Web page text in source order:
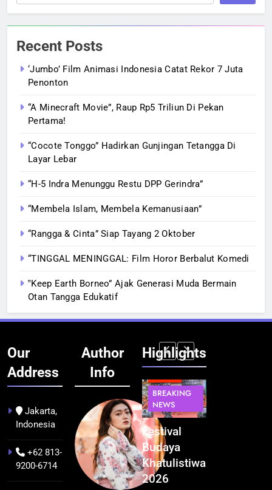
Recent Posts
‘Jumbo’ Film Animasi Indonesia Catat Rekor 7 Juta
Penonton
“A Minecraft Movie”, Raup Rp5 Triliun Di Pekan
Pertama!
“Cocote Tonggo” Hadirkan Gunjingan Tetangga Di
Layar Lebar
“H-5 Indra Menunggu Restu DPP Gerindra”
“Membela Islam, Membela Kemanusiaan”
“Rangga & Cinta” Siap Tayang 2 Oktober
“TINGGAL MENINGGAL: Film Horor Berbalut Komedi
‟Keep Earth Borneo” Ajak Generasi Muda Bermain
Otan Tangga Edukatif
Our
Address
Jakarta,
Indonesia
+62 813-
9200-6714
Author
Info
Highlights
BERITA
NEWS
Kualitas
Pramuwisata
Dukung
Peningkatan
INFRASTRUKTUR
TEKNOLOGI
Indonesia
Resmi
Bangun AI
Factory
BREAKING
NEWS
Festival
Budaya
Khatulistiwa
2026